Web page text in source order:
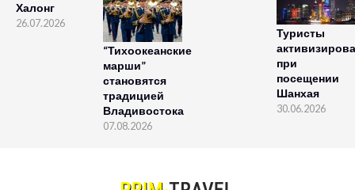
Халонг
26.07.2026
“Тихоокеанские
марши”
становятся
традицией
Владивостока
07.08.2026
Туристы
при
посещении
Шанхая
30.06.2026